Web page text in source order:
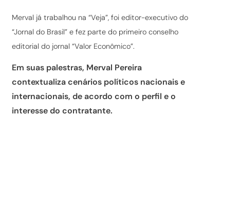
Merval já trabalhou na “Veja”, foi editor-executivo do
“Jornal do Brasil” e fez parte do primeiro conselho
editorial do jornal “Valor Econômico”.
Em suas palestras, Merval Pereira
contextualiza cenários políticos nacionais e
internacionais, de acordo com o perfil e o
interesse do contratante.